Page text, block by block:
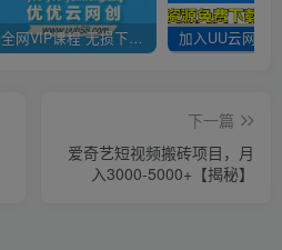
全网VIP课程 无损下载~
下一篇
爱奇艺短视频搬砖项目，月
入3000-5000+【揭秘】